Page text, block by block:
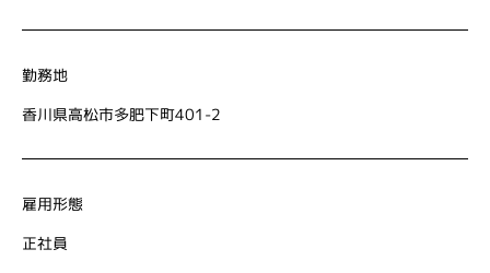
勤務地
香川県高松市多肥下町401-2
雇用形態
正社員